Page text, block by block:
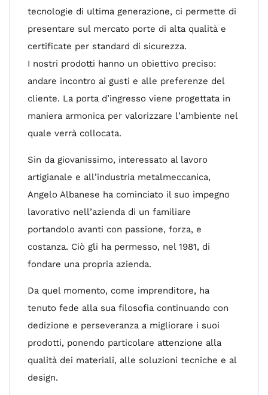
tecnologie di ultima generazione, ci permette di
presentare sul mercato porte di alta qualità e
certificate per standard di sicurezza.
I nostri prodotti hanno un obiettivo preciso:
andare incontro ai gusti e alle preferenze del
cliente. La porta d’ingresso viene progettata in
maniera armonica per valorizzare l’ambiente nel
quale verrà collocata.
Sin da giovanissimo, interessato al lavoro
artigianale e all’industria metalmeccanica,
Angelo Albanese ha cominciato il suo impegno
lavorativo nell’azienda di un familiare
portandolo avanti con passione, forza, e
costanza. Ciò gli ha permesso, nel 1981, di
fondare una propria azienda.
Da quel momento, come imprenditore, ha
tenuto fede alla sua filosofia continuando con
dedizione e perseveranza a migliorare i suoi
prodotti, ponendo particolare attenzione alla
qualità dei materiali, alle soluzioni tecniche e al
design.